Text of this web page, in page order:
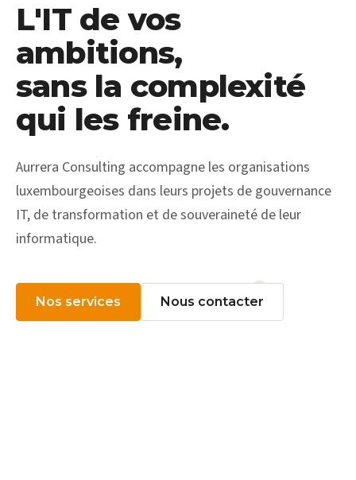
L'IT de vos
ambitions,
sans la complexité
qui les freine.
Aurrera Consulting accompagne les organisations
luxembourgeoises dans leurs projets de gouvernance
IT, de transformation et de souveraineté de leur
informatique.
Nos services Nous contacter